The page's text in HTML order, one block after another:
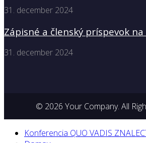
31. december 2024
Zápisné a členský príspevok
31. december 2024
© 2026 Your Company. All
Konferencia QUO VADIS